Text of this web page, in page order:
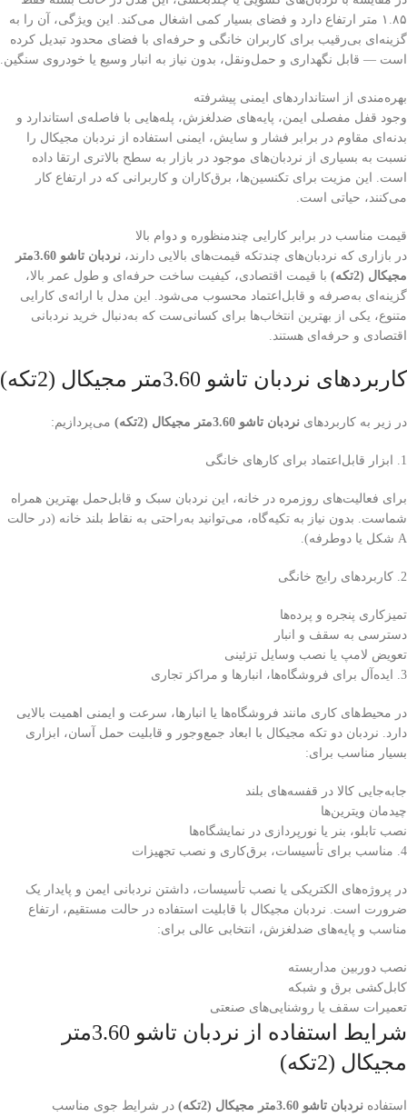
۱.۸۵ متر ارتفاع دارد و فضای بسیار کمی اشغال می‌کند. این ویژگی، آن را به
گزینه‌ای بی‌رقیب برای کاربران خانگی و حرفه‌ای با فضای محدود تبدیل کرده
است — قابل نگهداری و حمل‌ونقل، بدون نیاز به انبار وسیع یا خودروی سنگین.
بهره‌مندی از استانداردهای ایمنی پیشرفته
وجود قفل مفصلی ایمن، پایه‌های ضدلغزش، پله‌هایی با فاصله‌ی استاندارد و
بدنه‌ای مقاوم در برابر فشار و سایش، ایمنی استفاده از نردبان مجیکال را
نسبت به بسیاری از نردبان‌های موجود در بازار به سطح بالاتری ارتقا داده
است. این مزیت برای تکنسین‌ها، برق‌کاران و کاربرانی که در ارتفاع کار
می‌کنند، حیاتی است.
قیمت مناسب در برابر کارایی چندمنظوره و دوام بالا
در بازاری که نردبان‌های چندتکه قیمت‌های بالایی دارند،
نردبان تاشو 3.60متر
مجیکال (2تکه)
با قیمت اقتصادی، کیفیت ساخت حرفه‌ای و طول عمر بالا،
گزینه‌ای به‌صرفه و قابل‌اعتماد محسوب می‌شود. این مدل با ارائه‌ی کارایی
متنوع، یکی از بهترین انتخاب‌ها برای کسانی‌ست که به‌دنبال خرید نردبانی
اقتصادی و حرفه‌ای هستند.
کاربردهای نردبان تاشو 3.60متر مجیکال (2تکه)
در زیر به کاربردهای نردبان تاشو 3.60متر مجیکال (2تکه) می‌پردازیم:
1. ابزار قابل‌اعتماد برای کارهای خانگی
برای فعالیت‌های روزمره در خانه، این نردبان سبک و قابل‌حمل بهترین همراه
شماست. بدون نیاز به تکیه‌گاه، می‌توانید به‌راحتی به نقاط بلند خانه (در حالت
A شکل یا دوطرفه).
2. کاربردهای رایج خانگی
تمیزکاری پنجره و پرده‌ها
دسترسی به سقف و انبار
تعویض لامپ یا نصب وسایل تزئینی
3. ایده‌آل برای فروشگاه‌ها، انبارها و مراکز تجاری
در محیط‌های کاری مانند فروشگاه‌ها یا انبارها، سرعت و ایمنی اهمیت بالایی
دارد. نردبان دو تکه مجیکال با ابعاد جمع‌وجور و قابلیت حمل آسان، ابزاری
بسیار مناسب برای:
جابه‌جایی کالا در قفسه‌های بلند
چیدمان ویترین‌ها
نصب تابلو، بنر یا نورپردازی در نمایشگاه‌ها
4. مناسب برای تأسیسات، برق‌کاری و نصب تجهیزات
در پروژه‌های الکتریکی یا نصب تأسیسات، داشتن نردبانی ایمن و پایدار یک
ضرورت است. نردبان مجیکال با قابلیت استفاده در حالت مستقیم، ارتفاع
مناسب و پایه‌های ضدلغزش، انتخابی عالی برای:
نصب دوربین مداربسته
کابل‌کشی برق و شبکه
تعمیرات سقف یا روشنایی‌های صنعتی
شرایط استفاده از نردبان تاشو 3.60متر
مجیکال (2تکه)
استفاده نردبان تاشو 3.60متر مجیکال (2تکه)
در شرایط جوی مناسب